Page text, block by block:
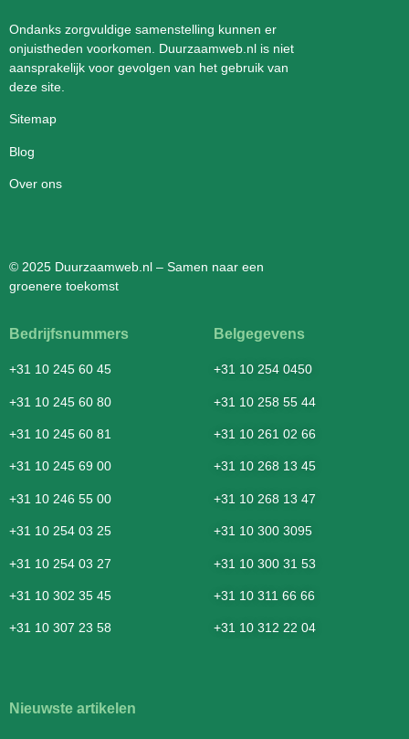
Ondanks zorgvuldige samenstelling kunnen er
onjuistheden voorkomen. Duurzaamweb.nl is niet
aansprakelijk voor gevolgen van het gebruik van
deze site.
Sitemap
Blog
Over ons
© 2025 Duurzaamweb.nl – Samen naar een
groenere toekomst
Bedrijfsnummers
+31 10 245 60 45
+31 10 245 60 80
+31 10 245 60 81
+31 10 245 69 00
+31 10 246 55 00
+31 10 254 03 25
+31 10 254 03 27
+31 10 302 35 45
+31 10 307 23 58
Belgegevens
+31 10 254 0450
+31 10 258 55 44
+31 10 261 02 66
+31 10 268 13 45
+31 10 268 13 47
+31 10 300 3095
+31 10 300 31 53
+31 10 311 66 66
+31 10 312 22 04
Nieuwste artikelen